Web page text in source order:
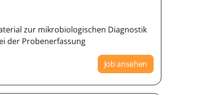
zur mikrobiologischen Diagnostik
der Probenerfassung
Job ansehen